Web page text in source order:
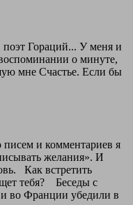
Гораций... У меня и
о минуте,
мне Счастье. Если бы
писем и комментариев я
желания». И
Как встретить
тебя? Беседы с
во Франции убедили в